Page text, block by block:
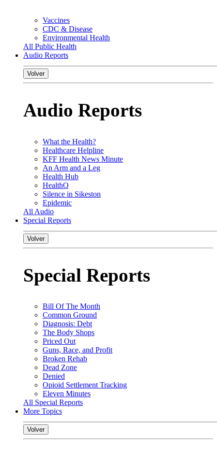
Vaccines
CDC & Disease
Environmental Health
All Public Health
Audio Reports
Volver
Audio Reports
What the Health?
Healthcare Helpline
KFF Health News Minute
An Arm and a Leg
Health Hub
HealthQ
Silence in Sikeston
Epidemic
All Audio
Special Reports
Volver
Special Reports
Bill Of The Month
Common Ground
Diagnosis: Debt
The Body Shops
Priced Out
Guns, Race, and Profit
Broken Rehab
Dead Zone
Denied
Opioid Settlement Tracking
Eleven Minutes
All Special Reports
More Topics
Volver